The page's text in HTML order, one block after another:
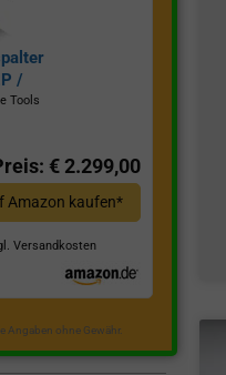
/
Inkl.
Tools
€ 2.299,00
Amazon kaufen*
Versandkosten
Angaben ohne Gewähr.